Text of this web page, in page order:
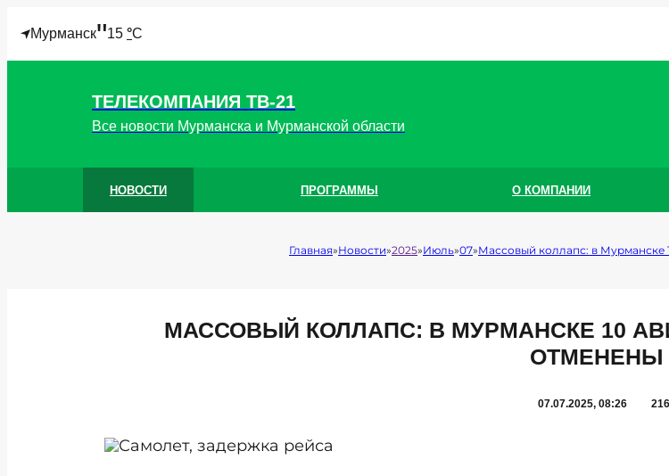
Мурманск"15 °C
ТЕЛЕКОМПАНИЯ ТВ-21
Все новости Мурманска и Мурманской области
НОВОСТИ ПРОГРАММЫ О КОМПАНИИ
Главная Новости 2025 Июль 07 Массовый коллапс: в Мурманске
МАССОВЫЙ КОЛЛАПС: В МУРМАНСКЕ 10
ОТМЕНЕНЫ
07.07.2025, 08:26